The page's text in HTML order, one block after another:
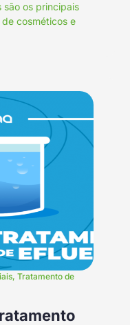
são os principais
cosméticos e
, Tratamento de